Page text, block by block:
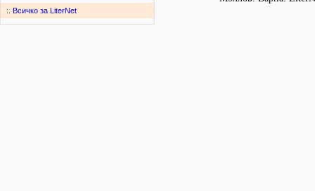
:. Всичко за LiterNet